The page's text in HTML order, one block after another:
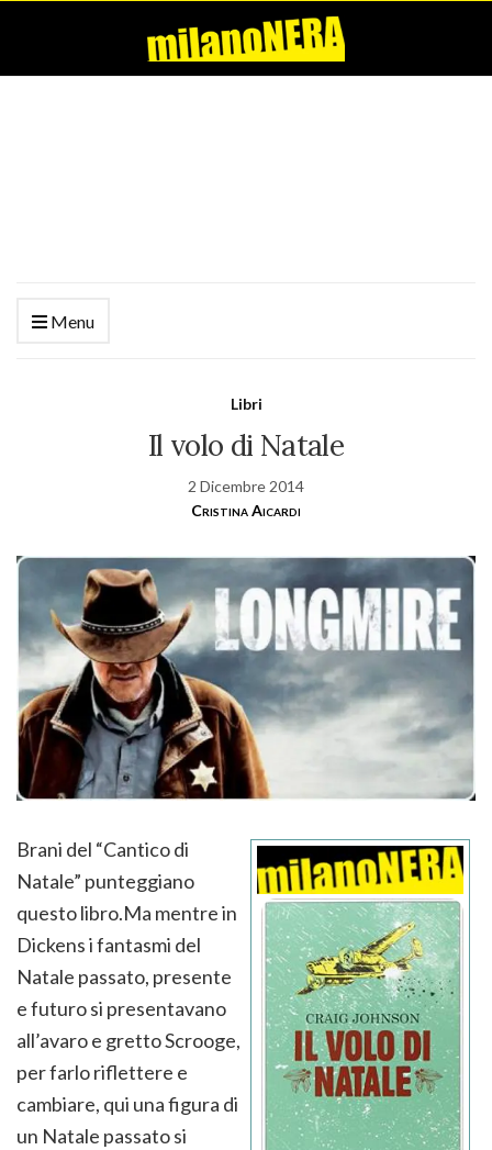
Menu
Libri
Il volo di Natale
2 Dicembre 2014
Cristina Aicardi
Brani del “Cantico di
Natale” punteggiano
questo libro.Ma mentre in
Dickens i fantasmi del
Natale passato, presente
e futuro si presentavano
all’avaro e gretto Scrooge,
per farlo riflettere e
cambiare, qui una figura di
un Natale passato si